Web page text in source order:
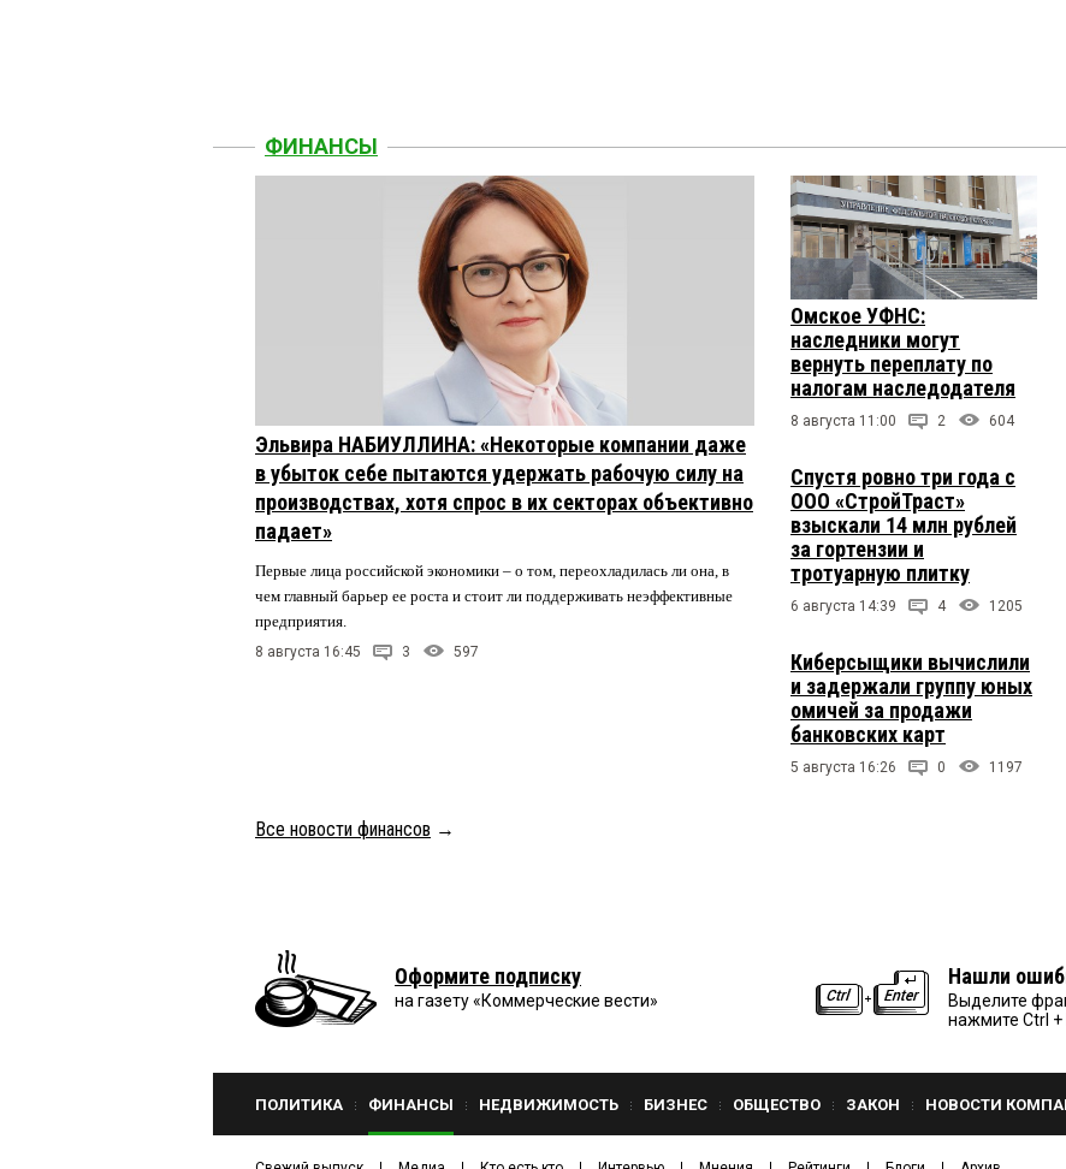
ФИНАНСЫ
Эльвира НАБИУЛЛИНА: «Некоторые компании даже
в убыток себе пытаются удержать рабочую силу на
производствах, хотя спрос в их секторах объективно
падает»
Первые лица российской экономики – о том, переохладилась ли она, в
чем главный барьер ее роста и стоит ли поддерживать неэффективные
предприятия.
8 августа 16:45 3 597
Омское УФНС:
наследники могут
вернуть переплату по
налогам наследодателя
8 августа 11:00 2 604
Спустя ровно три года с
ООО «СтройТраст»
взыскали 14 млн рублей
за гортензии и
тротуарную плитку
6 августа 14:39 4 1205
Киберсыщики вычислили
и задержали группу юных
омичей за продажи
банковских карт
5 августа 16:26 0 1197
Все новости финансов →
Оформите подписку
на газету «Коммерческие вести»
Нашли
Выделите
нажмите Ctrl +
ПОЛИТИКА ФИНАНСЫ НЕДВИЖИМОСТЬ БИЗНЕС ОБЩЕСТВО ЗАКОН НОВОСТИ